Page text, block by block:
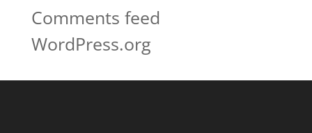
Comments feed
WordPress.org